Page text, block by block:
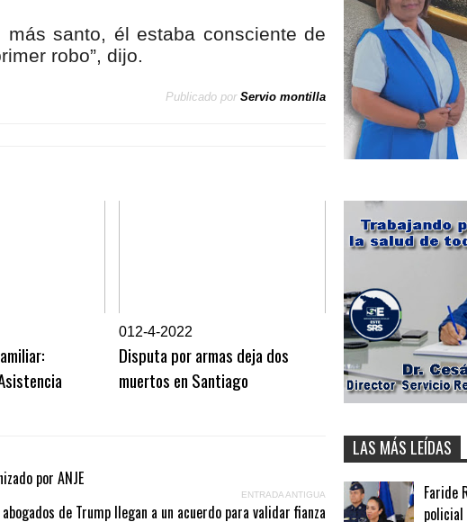
santo, él estaba consciente de
robo”, dijo.
Publicado por Servio montilla
012-4-2022
Disputa por armas deja dos
muertos en Santiago
por ANJE
ENTRADA ANTIGUA
de Trump llegan a un acuerdo para validar fianza
LAS MÁS LEÍDAS
Faride